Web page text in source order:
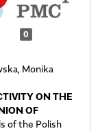
0
Monika
ON THE
OF
of the Polish